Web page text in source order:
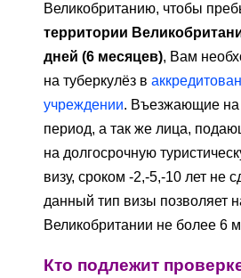
Великобританию, чтобы
территории
дней (6 месяцев), Вам
на туберкулёз в
учреждении. Въезжающие на
период, а так же лица,
на долгосрочную
визу, сроком -2,-5,-10 лет не
данный тип визы позволяет
Великобритании не более 6
Кто подлежит